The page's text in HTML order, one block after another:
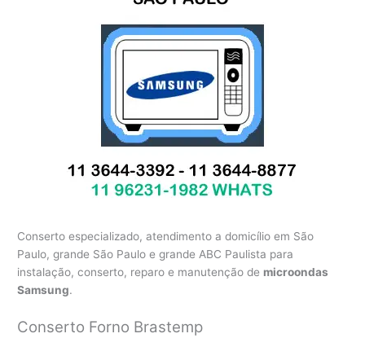
Conserto especializado, atendimento a domicílio em São
Paulo, grande São Paulo e grande ABC Paulista para
instalação, conserto, reparo e manutenção de microondas
Samsung.
Conserto Forno Brastemp